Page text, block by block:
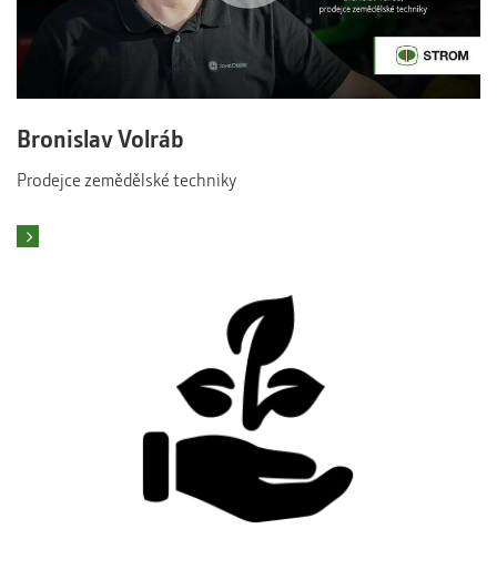
Bronislav Volráb
Prodejce zemědělské techniky